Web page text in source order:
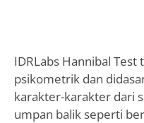
IDRLabs Hannibal
psikometrik dan
karakter-karakter dari
umpan balik seperti